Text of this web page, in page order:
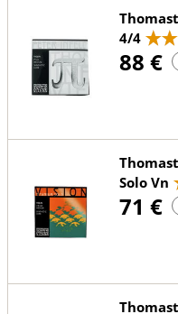
4/4
88 €
Solo Vn
71 €